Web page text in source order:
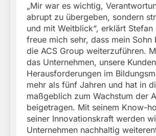
„Mir war es wichtig,
abrupt zu übergeben, sondern
und mit Weitblick“, erklärt Stefan
freue mich sehr, dass mein Sohn
die ACS Group weiterzuführen.
das Unternehmen, unsere
Herausforderungen im
mehr als fünf Jahren und hat in
maßgeblich zum Wachstum der
beigetragen. Mit seinem Know-
seiner Innovationskraft werden
Unternehmen nachhaltig